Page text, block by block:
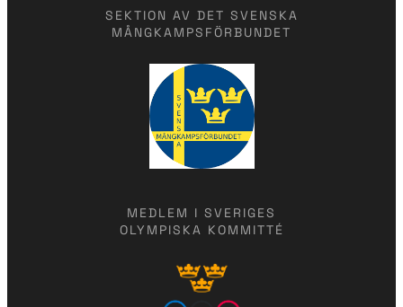
SEKTION AV DET SVENSKA
MÅNGKAMPSFÖRBUNDET
MEDLEM I SVERIGES
OLYMPISKA KOMMITTÉ